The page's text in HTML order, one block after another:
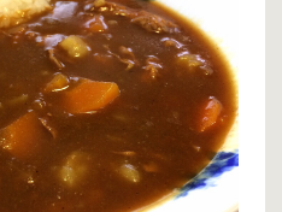
を改善させたかったのでしょう。
政策やサービスが取れる事になり、大
を巻き込んで関西全体の底上げを計っ
各社のヘッドクォーターが関西に設置
局集中に偏り過ぎていたと思います。
DC、西はLAやサンフランシスコ、東
化、ニュースなどが全国に発信されて
れ方だと思います。